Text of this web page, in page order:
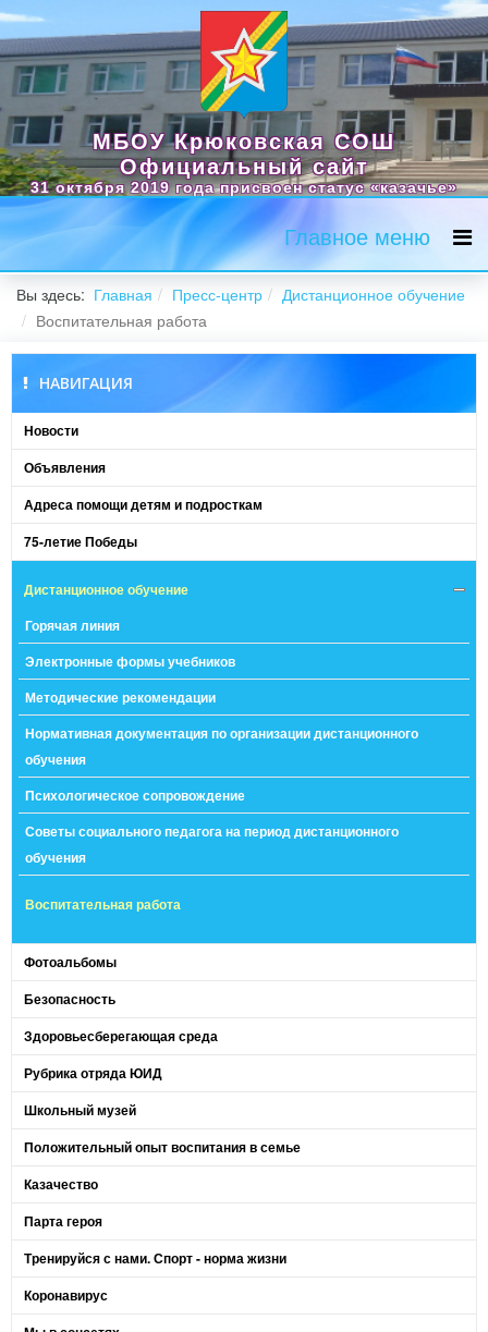
МБОУ Крюковская СОШ
Официальный сайт
31 октября 2019 года присвоен статус «казачье»
Главное меню
Вы здесь: Главная Пресс-центр
Дистанционное обучение
Воспитательная работа
НАВИГАЦИЯ
Новости
Объявления
Адреса помощи детям и подросткам
75-летие Победы
Дистанционное обучение
Горячая линия
Электронные формы учебников
Методические рекомендации
Нормативная документация по организации дистанционного
обучения
Психологическое сопровождение
Советы социального педагога на период дистанционного
обучения
Воспитательная работа
Фотоальбомы
Безопасность
Здоровьесберегающая среда
Рубрика отряда ЮИД
Школьный музей
Положительный опыт воспитания в семье
Казачество
Парта героя
Тренируйся с нами. Спорт - норма жизни
Коронавирус